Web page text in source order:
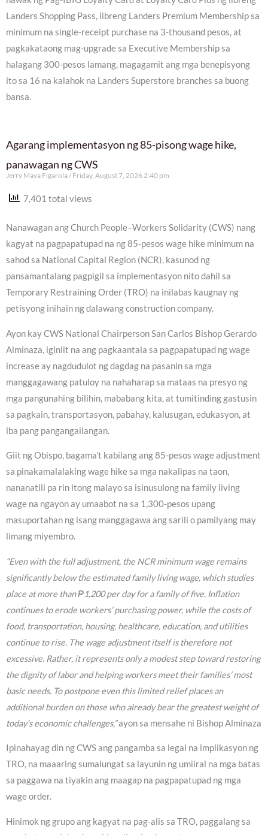
Landers Shopping Pass, libreng Landers Premium Membership sa
minimum na single-receipt purchase na 3-thousand pesos, at
pagkakataong mag-upgrade sa Executive Membership sa
halagang 300-pesos lamang, magagamit ang mga benepisyong
ito sa 16 na kalahok na Landers Superstore branches sa buong
bansa.
Agarang implementasyon ng 85-pisong wage hike,
panawagan ng CWS
Jerry Maya Figarola Friday, August 7, 2026 2:40 pm
7,401 total views
Nanawagan ang Church People–Workers Solidarity (CWS) nang
kagyat na pagpapatupad na ng 85-pesos wage hike minimum na
sahod sa National Capital Region (NCR), kasunod ng
pansamantalang pagpigil sa implementasyon nito dahil sa
Temporary Restraining Order (TRO) na inilabas kaugnay ng
petisyong inihain ng dalawang construction company.
Ayon kay CWS National Chairperson San Carlos Bishop Gerardo
Alminaza, iginiit na ang pagkaantala sa pagpapatupad ng wage
increase ay nagdudulot ng dagdag na pasanin sa mga
manggagawang patuloy na nahaharap sa mataas na presyo ng
mga pangunahing bilihin, mababang kita, at tumitinding gastusin
sa pagkain, transportasyon, pabahay, kalusugan, edukasyon, at
iba pang pangangailangan.
Giit ng Obispo, bagama’t kabilang ang 85-pesos wage adjustment
sa pinakamalalaking wage hike sa mga nakalipas na taon,
nananatili pa rin itong malayo sa isinusulong na family living
wage na ngayon ay umaabot na sa 1,300-pesos upang
masuportahan ng isang manggagawa ang sarili o pamilyang may
limang miyembro.
“Even with the full adjustment, the NCR minimum wage remains
significantly below the estimated family living wage, which studies
place at more than ₱1,200 per day for a family of five. Inflation
continues to erode workers’ purchasing power, while the costs of
food, transportation, housing, healthcare, education, and utilities
continue to rise. The wage adjustment itself is therefore not
excessive. Rather, it represents only a modest step toward restoring
the dignity of labor and helping workers meet their families’ most
basic needs. To postpone even this limited relief places an
additional burden on those who already bear the greatest weight of
today’s economic challenges,”ayon sa mensahe ni Bishop Alminaza
Ipinahayag din ng CWS ang pangamba sa legal na implikasyon ng
TRO, na maaaring sumalungat sa layunin ng umiiral na mga batas
sa paggawa na tiyakin ang maagap na pagpapatupad ng mga
wage order.
Hinimok ng grupo ang kagyat na pag-alis sa TRO, paggalang sa